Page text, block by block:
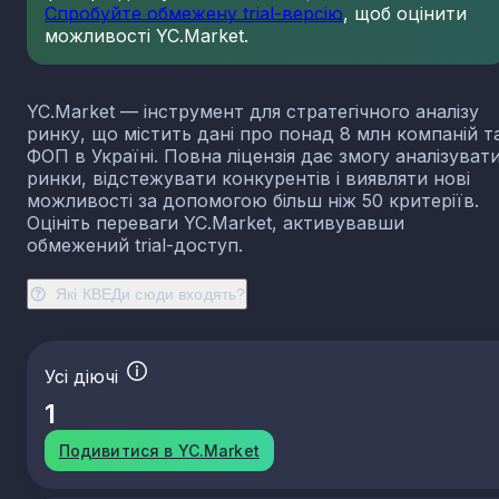
Які КВЕДи сюди входять?
Спробуйте обмежену trial-версію, щоб оцінити
можливості YC.Market.
YC.Market — інструмент для стратегічного аналізу
ринку, що містить дані про понад 8 млн компаній
ФОП в Україні. Повна ліцензія дає змогу
ринки, відстежувати конкурентів і виявляти нові
можливості за допомогою більш ніж 50 критеріїв.
Оцініть переваги YC.Market, активувавши
обмежений trial-доступ.
Усі діючі
1
Подивитися в YC.Market
23.13 Виробництво порожнистого скла
23.14 Виробництво скловолокна
23.20 Виробництво вогнетривких виробів
23.31 Виробництво керамічних плиток і плит
23.32 Виробництво цегли, черепиці та інших
виробів із випаленої глини
Виробництво господарських і декоративних
керамічних виробів
23.42 Виробництво керамічних санітарно-технічних
виробів
23.44 Виробництво інших керамічних виробів
23.49 Виробництво інших керамічних виробів
23.51 Виробництво цементу